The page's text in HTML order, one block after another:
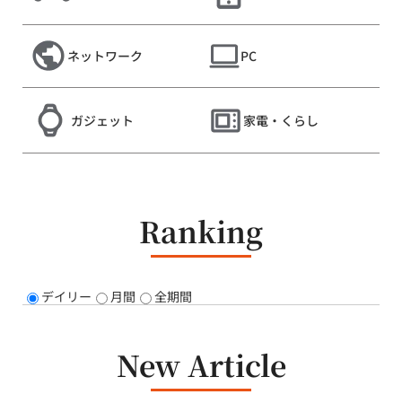
ネットワーク PC
ガジェット 家電・くらし
Ranking
デイリー 月間 全期間
New Article